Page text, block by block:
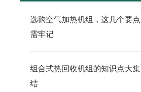
选购空气加热机组，这几个要点
需牢记
组合式热回收机组的知识点大集
结